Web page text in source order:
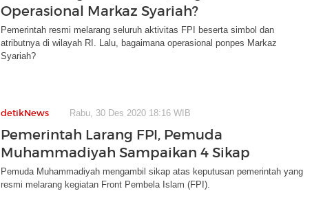
Operasional Markaz Syariah?
Pemerintah resmi melarang seluruh aktivitas FPI beserta simbol dan
atributnya di wilayah RI. Lalu, bagaimana operasional ponpes Markaz
Syariah?
detikNews Rabu, 30 Des 2020 18:16 WIB
Pemerintah Larang FPI, Pemuda
Muhammadiyah Sampaikan 4 Sikap
Pemuda Muhammadiyah mengambil sikap atas keputusan pemerintah yang
resmi melarang kegiatan Front Pembela Islam (FPI).